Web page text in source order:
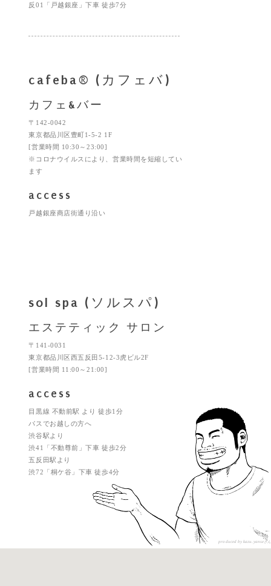
反01「戸越銀座」下車 徒歩7分
cafeba® (カフェバ)
カフェ&バー
〒142-0042
東京都品川区豊町1-5-2 1F
[営業時間 10:30～23:00]
※コロナウイルスにより、営業時間を短縮してい
ます
access
戸越銀座商店街通り沿い
sol spa (ソルスパ)
エステティック サロン
〒141-0031
東京都品川区西五反田5-12-3虎ビル2F
[営業時間 11:00～21:00]
access
目黒線 不動前駅 より 徒歩1分
バスでお越しの方へ
渋谷駅より
渋41「不動尊前」下車 徒歩2分
五反田駅より
渋72「桐ケ谷」下車 徒歩4分
produced by kazu.yanseさん